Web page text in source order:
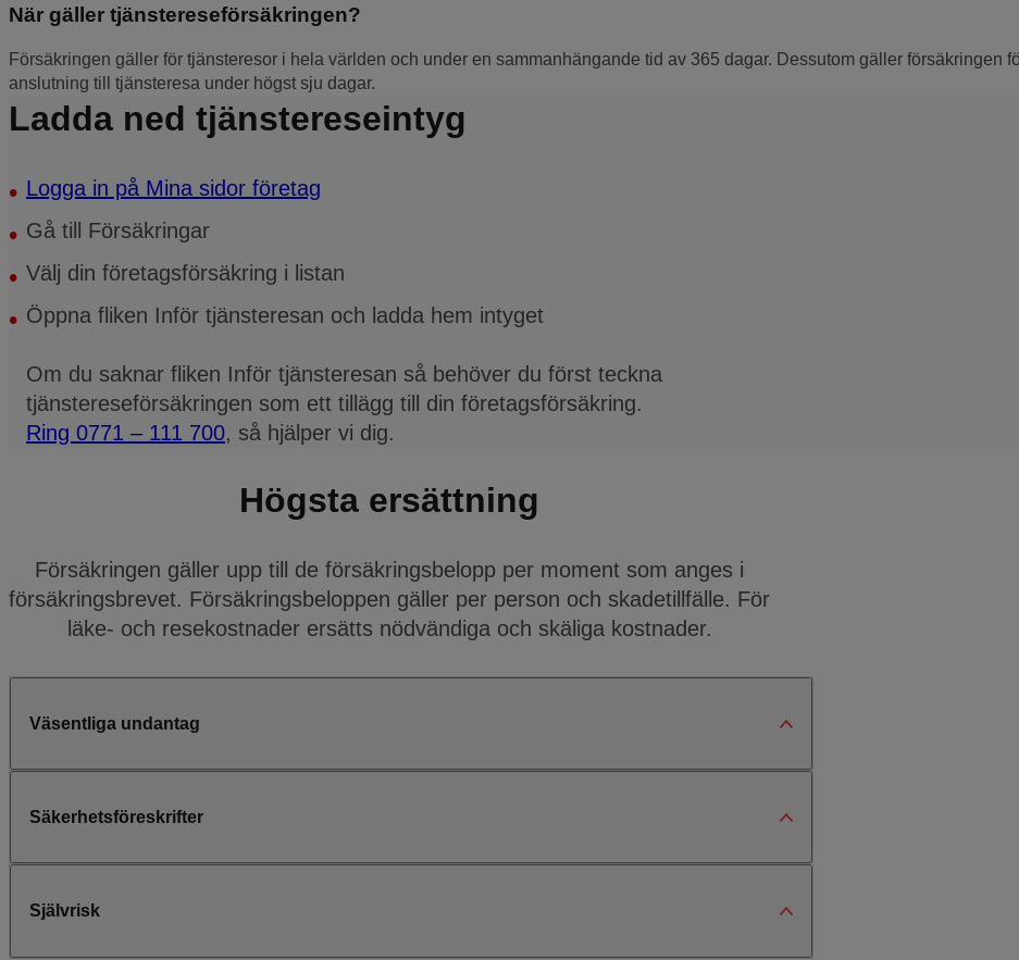
När gäller tjänstereseförsäkringen?
Försäkringen gäller för tjänsteresor i hela världen och under en sammanhängande tid av 365 dagar. Dessutom gäller försäkringen
anslutning till tjänsteresa under högst sju dagar.
Ladda ned tjänstereseintyg
Logga in på Mina sidor företag
Gå till Försäkringar
Välj din företagsförsäkring i listan
Öppna fliken Inför tjänsteresan och ladda hem intyget
Om du saknar fliken Inför tjänsteresan så behöver du först teckna
tjänstereseförsäkringen som ett tillägg till din företagsförsäkring.
Ring 0771 – 111 700, så hjälper vi dig.
Högsta ersättning
Försäkringen gäller upp till de försäkringsbelopp per moment som anges i
försäkringsbrevet. Försäkringsbeloppen gäller per person och skadetillfälle. För
läke- och resekostnader ersätts nödvändiga och skäliga kostnader.
Väsentliga undantag
Säkerhetsföreskrifter
Självrisk